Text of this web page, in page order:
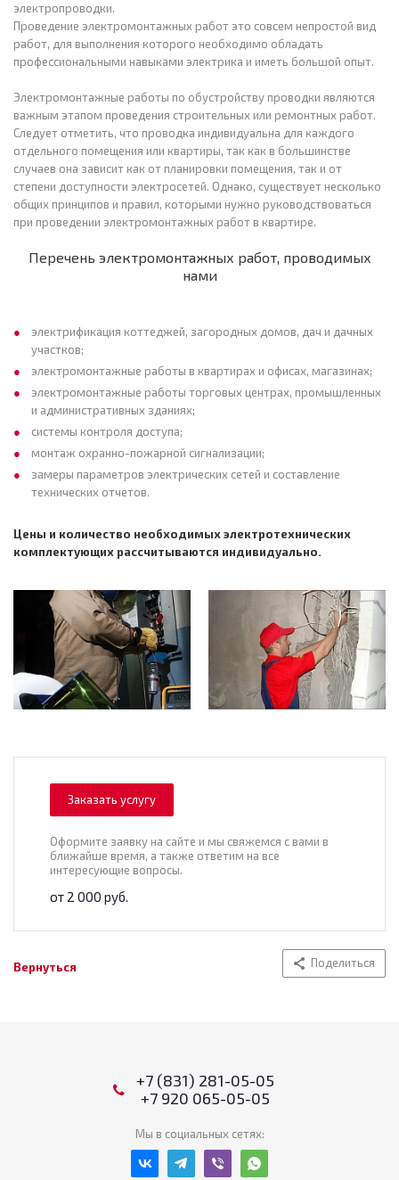
электропроводки.
Проведение электромонтажных работ это совсем непростой вид
работ, для выполнения которого необходимо обладать
профессиональными навыками электрика и иметь большой опыт.
Электромонтажные работы по обустройству проводки являются
важным этапом проведения строительных или ремонтных работ.
Следует отметить, что проводка индивидуальна для каждого
отдельного помещения или квартиры, так как в большинстве
случаев она зависит как от планировки помещения, так и от
степени доступности электросетей. Однако, существует несколько
общих принципов и правил, которыми нужно руководствоваться
при проведении электромонтажных работ в квартире.
Перечень электромонтажных работ, проводимых
нами
электрификация коттеджей, загородных домов, дач и дачных
участков;
электромонтажные работы в квартирах и офисах, магазинах;
электромонтажные работы торговых центрах, промышленных
и административных зданиях;
системы контроля доступа;
монтаж охранно-пожарной сигнализации;
замеры параметров электрических сетей и составление
технических отчетов.
Цены и количество необходимых электротехнических
комплектующих рассчитываются индивидуально.
Заказать услугу
Оформите заявку на сайте и мы свяжемся с вами в
ближайше время, а также ответим на все
интересующие вопросы.
от 2 000 руб.
Вернуться Поделиться
+7 (831) 281-05-05
+7 920 065-05-05
Мы в социальных сетях: